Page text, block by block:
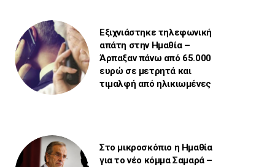
Εξιχνιάστηκε τηλεφωνική
απάτη στην Ημαθία –
Άρπαξαν πάνω από 65.000
ευρώ σε μετρητά και
τιμαλφή από ηλικιωμένες
Στο μικροσκόπιο η Ημαθία
για το νέο κόμμα Σαμαρά –